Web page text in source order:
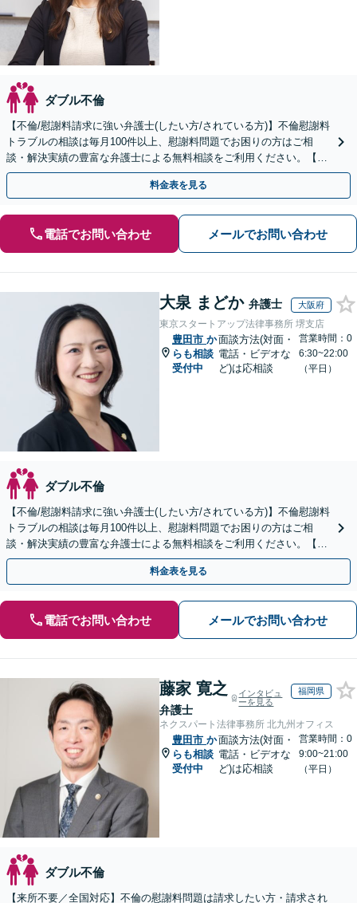
ダブル不倫
【不倫/慰謝料請求に強い弁護士(したい方/されている方)】不倫慰謝料
トラブルの相談は毎月100件以上、慰謝料問題でお困りの方はご相
談・解決実績の豊富な弁護士による無料相談をご利用ください。【初
回相談０円(電話)】【全国対応】
料金表を見る
電話でお問い合わせ メールでお問い合わせ
大泉 まどか 弁護士 大阪府
東京スタートアップ法律事務所 堺支店
豊田市 か
らも相談
受付中
面談方法(対面・
電話・ビデオな
ど)は応相談
営業時間：0
6:30~22:00
（平日）
ダブル不倫
【不倫/慰謝料請求に強い弁護士(したい方/されている方)】不倫慰謝料
トラブルの相談は毎月100件以上、慰謝料問題でお困りの方はご相
談・解決実績の豊富な弁護士による無料相談をご利用ください。【不
倫相談は初回0円】【全国対応】
料金表を見る
電話でお問い合わせ メールでお問い合わせ
藤家 寛之
弁護士
インタビュ
ーを見る
福岡県
ネクスパート法律事務所 北九州オフィス
豊田市 か
らも相談
受付中
面談方法(対面・
電話・ビデオな
ど)は応相談
営業時間：0
9:00~21:00
（平日）
ダブル不倫
【来所不要／全国対応】不倫の慰謝料問題は請求したい方・請求され